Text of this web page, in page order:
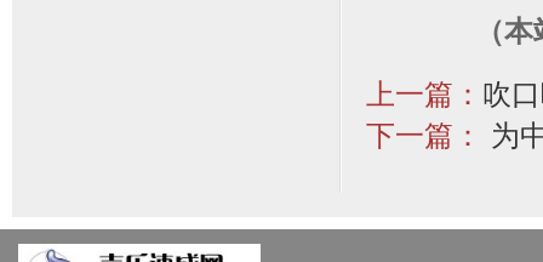
（
上一篇： 吹
下一篇：
为